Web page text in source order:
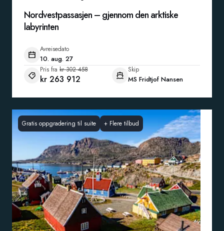
Nordvestpassasjen – gjennom den arktiske
labyrinten
Avreisedato
10. aug. 27
Pris fra kr 302 458
kr 263 912
Skip
MS Fridtjof Nansen
Gratis oppgradering til suite + Flere tilbud